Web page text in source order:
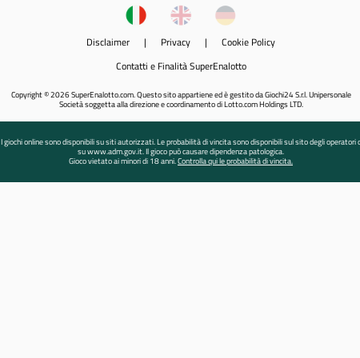
Disclaimer | Privacy | Cookie Policy
Contatti e Finalità SuperEnalotto
Copyright © 2026 SuperEnalotto.com. Questo sito appartiene ed è gestito da Giochi24 S.r.l. Unipersonale
Società soggetta alla direzione e coordinamento di Lotto.com Holdings LTD.
I giochi online sono disponibili su siti autorizzati. Le probabilità di vincita sono disponibili sul sito degli operatori
su www.adm.gov.it. Il gioco può causare dipendenza patologica.
Gioco vietato ai minori di 18 anni.Controlla qui le probabilità di vincita.